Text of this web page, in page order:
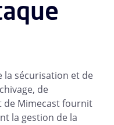
sécurisation et de
de
de Mimecast fournit
la gestion de la